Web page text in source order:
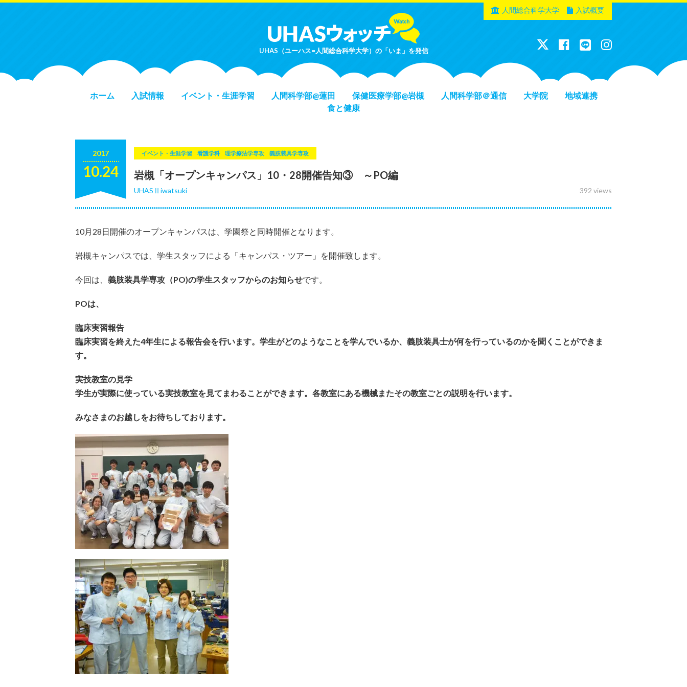
UHAS（ユーハス=人間総合科学大学）の「いま」を発信
ホーム 入試情報 イベント・生涯学習 人間科学部@蓮田 保健医療学部@岩槻 人間科学部＠通信 大学院
地域連携
食と健康
人間総合科学大学 入試概要
2017
10.24
イベント・生涯学習 看護学科 理学療法学専攻 義肢装具学専攻
岩槻「オープンキャンパス」10・28開催告知③ ～PO編
392 views
UHASⅡiwatsuki
10月28日開催のオープンキャンパスは、学園祭と同時開催となります。
岩槻キャンパスでは、学生スタッフによる「キャンパス・ツアー」を開催致します。
今回は、 義肢装具学専攻（PO)の学生スタッフからのお知らせです。
POは、
臨床実習報告
臨床実習を終えた4年生による報告会を行います。学生がどのようなことを学んでいるか、義肢装具士が何を行っているのかを聞くことができま
す。
実技教室の見学
学生が実際に使っている実技教室を見てまわることができます。各教室にある機械またその教室ごとの説明を行います。
みなさまのお越しをお待ちしております。